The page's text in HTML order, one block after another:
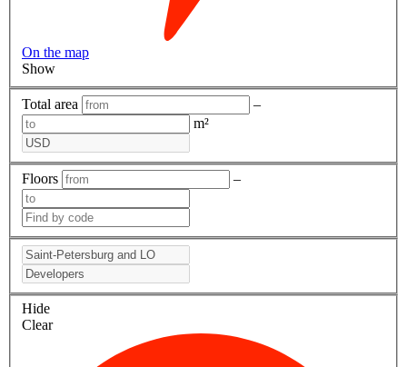
On the map
Show
Total area
–
m²
Floors –
Hide
Clear